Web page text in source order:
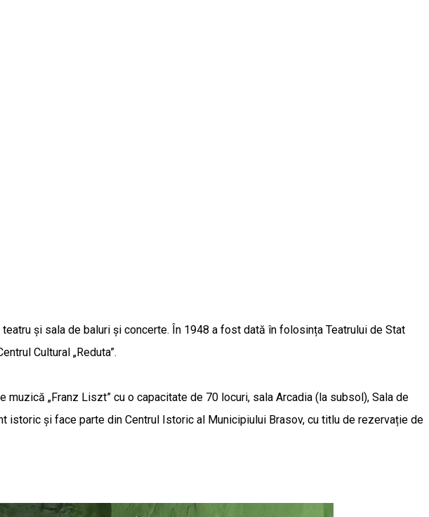
și sala de baluri și concerte. În 1948 a fost dată în folosința Teatrului de Stat
Cultural „Reduta”.
„Franz Liszt” cu o capacitate de 70 locuri, sala Arcadia (la subsol), Sala de
și face parte din Centrul Istoric al Municipiului Brasov, cu titlu de rezervație de